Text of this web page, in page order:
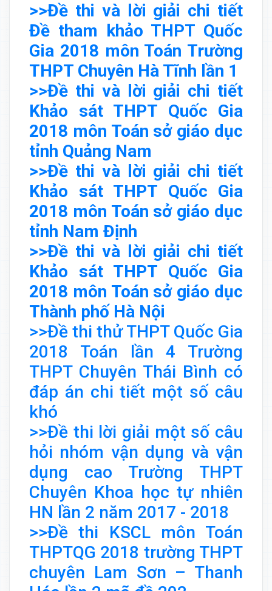
>>Đề thi và lời giải chi tiết
Đề tham khảo THPT Quốc
Gia 2018 môn Toán Trường
THPT Chuyên Hà Tĩnh lần 1
>>Đề thi và lời giải chi tiết
Khảo sát THPT Quốc Gia
2018 môn Toán sở giáo dục
tỉnh Quảng Nam
>>Đề thi và lời giải chi tiết
Khảo sát THPT Quốc Gia
2018 môn Toán sở giáo dục
tỉnh Nam Định
>>Đề thi và lời giải chi tiết
Khảo sát THPT Quốc Gia
2018 môn Toán sở giáo dục
Thành phố Hà Nội
>>Đề thi thử THPT Quốc Gia
2018 Toán lần 4 Trường
THPT Chuyên Thái Bình có
đáp án chi tiết một số câu
khó
>>Đề thi lời giải một số câu
hỏi nhóm vận dụng và vận
dụng cao Trường THPT
Chuyên Khoa học tự nhiên
HN lần 2 năm 2017 - 2018
>>Đề thi KSCL môn Toán
THPTQG 2018 trường THPT
chuyên Lam Sơn – Thanh